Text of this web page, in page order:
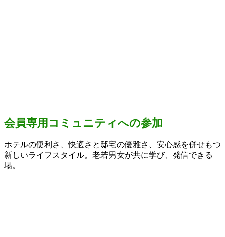
会員専用コミュニティへの参加
ホテルの便利さ、快適さと邸宅の優雅さ、安心感を併せもつ
新しいライフスタイル。老若男女が共に学び、発信できる
場。